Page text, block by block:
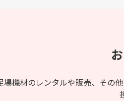
場機材のレンタルや販売、その